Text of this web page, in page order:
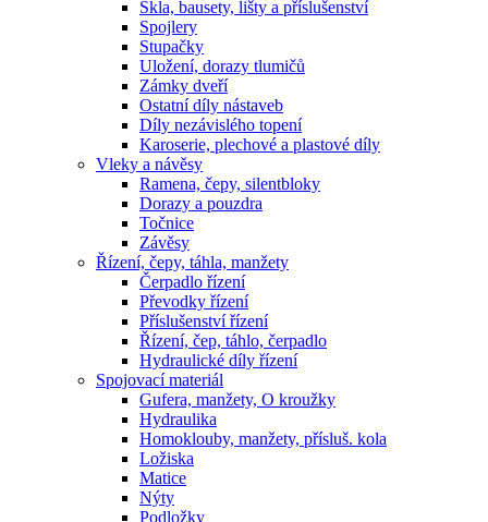
Skla, bausety, lišty a příslušenství
Spojlery
Stupačky
Uložení, dorazy tlumičů
Zámky dveří
Ostatní díly nástaveb
Díly nezávislého topení
Karoserie, plechové a plastové díly
Vleky a návěsy
Ramena, čepy, silentbloky
Dorazy a pouzdra
Točnice
Závěsy
Řízení, čepy, táhla, manžety
Čerpadlo řízení
Převodky řízení
Příslušenství řízení
Řízení, čep, táhlo, čerpadlo
Hydraulické díly řízení
Spojovací materiál
Gufera, manžety, O kroužky
Hydraulika
Homoklouby, manžety, přísluš. kola
Ložiska
Matice
Nýty
Podložky